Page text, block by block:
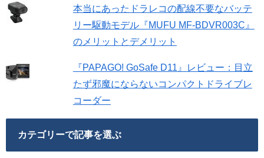
本当にあったドラレコの配線不要なバッテ
リー駆動モデル『MUFU MF-BDVR003C』
のメリットとデメリット
『PAPAGO! GoSafe D11』レビュー：目立
たず邪魔にならないコンパクトドライブレ
コーダー
カテゴリーで記事を選ぶ